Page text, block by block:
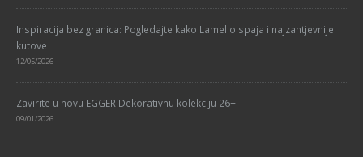
Inspiracija bez granica: Pogledajte kako Lamello spaja i najzahtjevnije
kutove
12/05/2026
Zavirite u novu EGGER Dekorativnu kolekciju 26+
09/01/2026